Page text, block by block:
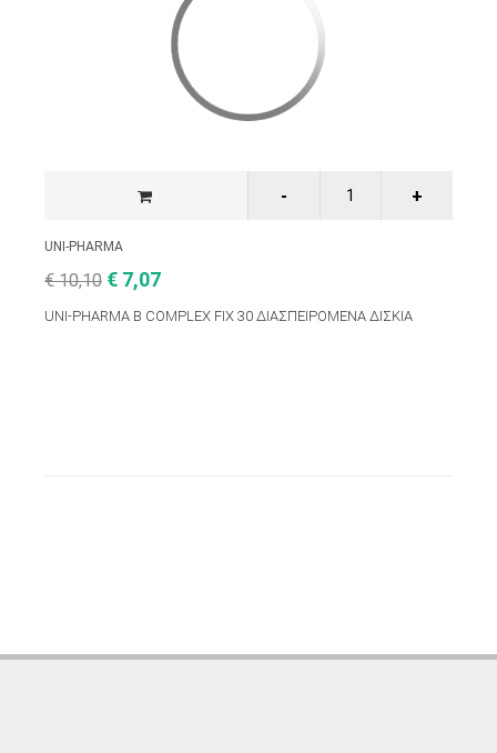
UNI-PHARMA
€ 10,10 € 7,07
UNI-PHARMA B COMPLEX FIX 30 ΔΙΑΣΠΕΙΡΟΜΕΝΑ ΔΙΣΚΙΑ